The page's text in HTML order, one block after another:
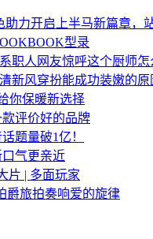
力开启上半马新篇章，
型录
职人网友惊呼这个厨师
新风穿扮能成功装嫩的
你保暖新选择
评价好的品牌
题量破1亿！
气更亲近
片 | 多面玩家
爵旅拍奏响爱的旋律